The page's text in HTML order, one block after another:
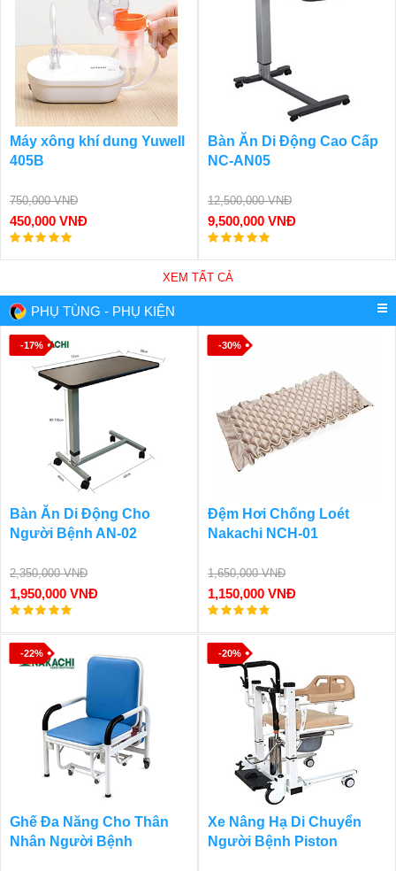
Máy xông khí dung Yuwell
405B
750,000 VNĐ
450,000 VNĐ
Bàn Ăn Di Động Cao Cấp
NC-AN05
12,500,000 VNĐ
9,500,000 VNĐ
XEM TẤT CẢ
PHỤ TÙNG - PHỤ KIỆN
-17%
Bàn Ăn Di Động Cho
Người Bệnh AN-02
2,350,000 VNĐ
1,950,000 VNĐ
-30%
Đệm Hơi Chống Loét
Nakachi NCH-01
1,650,000 VNĐ
1,150,000 VNĐ
-22%
Ghế Đa Năng Cho Thân
Nhân Người Bệnh
-20%
Xe Nâng Hạ Di Chuyển
Người Bệnh Piston